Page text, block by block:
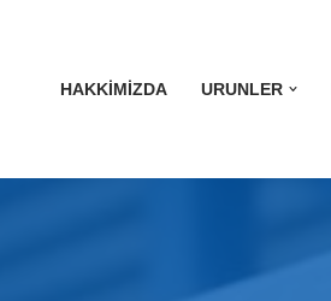
HAKKIMIZDA URUNLER